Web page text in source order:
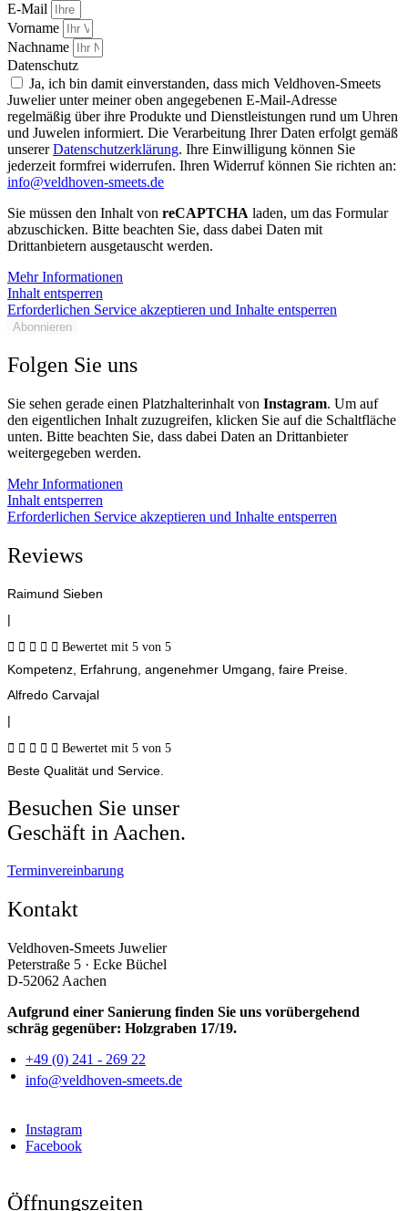
E-Mail
Vorname
Nachname
Datenschutz
Ja, ich bin damit einverstanden, dass mich Veldhoven-Smeets
Juwelier unter meiner oben angegebenen E-Mail-Adresse
regelmäßig über ihre Produkte und Dienstleistungen rund um Uhren
und Juwelen informiert. Die Verarbeitung Ihrer Daten erfolgt gemäß
unsererDatenschutzerklärung. Ihre Einwilligung können Sie
jederzeit formfrei widerrufen. Ihren Widerruf können Sie richten an:
info@veldhoven-smeets.de
Sie müssen den Inhalt von reCAPTCHA laden, um das Formular
abzuschicken. Bitte beachten Sie, dass dabei Daten mit
Drittanbietern ausgetauscht werden.
Mehr Informationen
Inhalt entsperren
Erforderlichen Service akzeptieren und Inhalte entsperren
Abonnieren
Folgen Sie uns
Sie sehen gerade einen Platzhalterinhalt von Instagram. Um auf
den eigentlichen Inhalt zuzugreifen, klicken Sie auf die Schaltfläche
unten. Bitte beachten Sie, dass dabei Daten an Drittanbieter
weitergegeben werden.
Mehr Informationen
Inhalt entsperren
Erforderlichen Service akzeptieren und Inhalte entsperren
Reviews
Raimund Sieben
|
     Bewertet mit 5 von 5
Kompetenz, Erfahrung, angenehmer Umgang, faire Preise.
Alfredo Carvajal
|
     Bewertet mit 5 von 5
Beste Qualität und Service.
Besuchen Sie unser
Geschäft in Aachen.
Terminvereinbarung
Kontakt
Veldhoven-Smeets Juwelier
Peterstraße 5 · Ecke Büchel
D-52062 Aachen
Aufgrund einer Sanierung finden Sie uns vorübergehend
schräg gegenüber: Holzgraben 17/19.
+49 (0) 241 - 269 22
info@veldhoven-smeets.de
Instagram
Facebook
Öffnungszeiten